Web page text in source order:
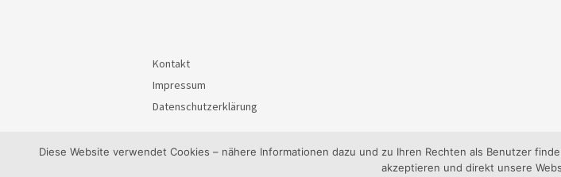
Kontakt
Impressum
Datenschutzerklärung
Diese Website verwendet Cookies – nähere Informationen dazu und zu Ihren Rechten als Benutzer
akzeptieren und direkt unsere